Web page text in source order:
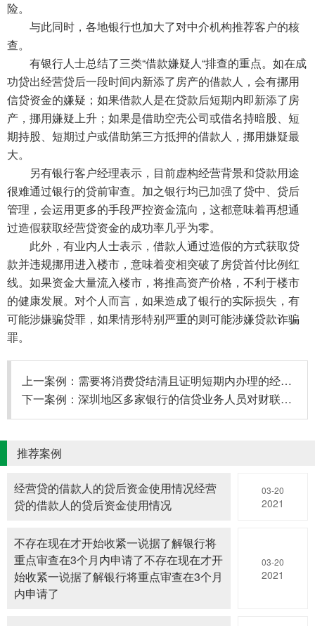
险。
与此同时，各地银行也加大了对中介机构推荐客户的核
查。
有银行人士总结了三类“借款嫌疑人“排查的重点。如在成
功贷出经营贷后一段时间内新添了房产的借款人，会有挪用
信贷资金的嫌疑；如果借款人是在贷款后短期内即新添了房
产，挪用嫌疑上升；如果是借助空壳公司或借名持暗股、短
期持股、短期过户或借助第三方抵押的借款人，挪用嫌疑最
大。
另有银行客户经理表示，目前虚构经营背景和贷款用途
很难通过银行的贷前审查。加之银行均已加强了贷中、贷后
管理，会运用更多的手段严控资金流向，这都意味着再想通
过造假获取经营贷资金的成功率几乎为零。
此外，有业内人士表示，借款人通过造假的方式获取贷
款并违规挪用进入楼市，意味着变相突破了房贷首付比例红
线。如果资金大量流入楼市，将推高资产价格，不利于楼市
的健康发展。对个人而言，如果造成了银行的实际损失，有
可能涉嫌骗贷罪，如果情形特别严重的则可能涉嫌贷款诈骗
罪。
上一案例： 需要将消费贷结清且证明短期内办理的经营贷信
下一案例： 深圳地区多家银行的信贷业务人员对财联社记者
推荐案例
经营贷的借款人的贷后资金使用情况经营
贷的借款人的贷后资金使用情况
03-20
2021
不存在现在才开始收紧一说据了解银行将
重点审查在3个月内申请了不存在现在才开
始收紧一说据了解银行将重点审查在3个月
内申请了
03-20
2021